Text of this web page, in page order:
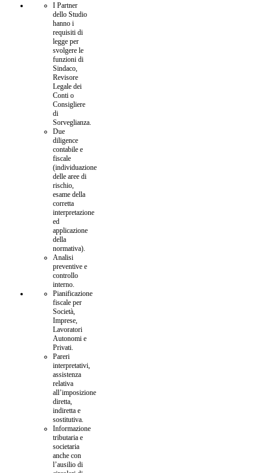
I Partner
dello Studio
hanno i
requisiti di
legge per
svolgere le
funzioni di
Sindaco,
Revisore
Legale dei
Conti o
Consigliere
di
Sorveglianza.
Due
diligence
contabile e
fiscale
(individuazione
delle aree di
rischio,
esame della
corretta
interpretazione
ed
applicazione
della
normativa).
Analisi
preventive e
controllo
interno.
Pianificazione
fiscale per
Società,
Imprese,
Lavoratori
Autonomi e
Privati.
Pareri
interpretativi,
assistenza
relativa
all’imposizione
diretta,
indiretta e
sostitutiva.
Informazione
tributaria e
societaria
anche con
l’ausilio di